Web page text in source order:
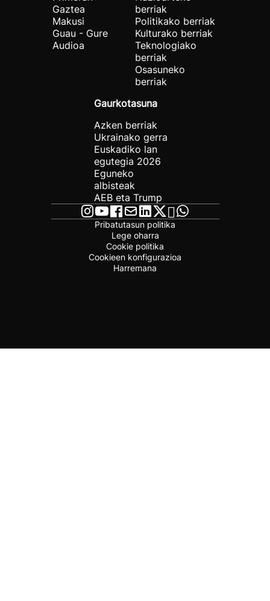
Gaztea
Makusi
Guau - Gure
Audioa
berriak
Politikako berriak
Kulturako berriak
Teknologiako
berriak
Osasuneko
berriak
Gaurkotasuna
Azken berriak
Ukrainako gerra
Euskadiko lan
egutegia 2026
Eguneko
albisteak
AEB eta Trump
Pribatutasun politika
Lege oharra
Cookie politika
Cookieen konfigurazioa
Harremana